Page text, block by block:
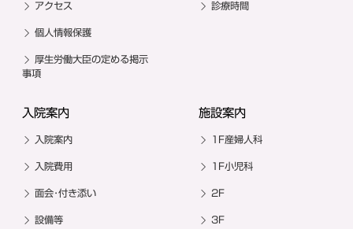
アクセス
個人情報保護
厚生労働大臣の定める掲示
事項
診療時間
入院案内
入院案内
入院費用
面会･付き添い
設備等
施設案内
1F産婦人科
1F小児科
2F
3F